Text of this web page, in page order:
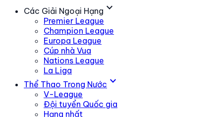
Các Giải Ngoại Hạng expand_more
Premier League
Champion League
Europa League
Cúp nhà Vua
Nations League
La Liga
Thể Thao Trong Nước expand_more
V-League
Đội tuyển Quốc gia
Hạng nhất